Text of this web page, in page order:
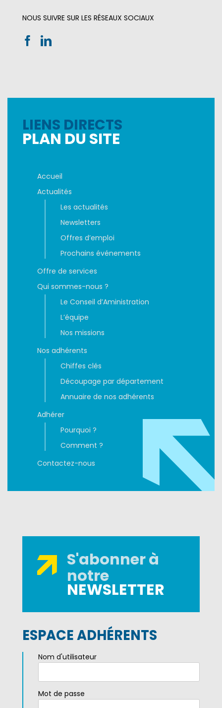
NOUS SUIVRE SUR LES RÉSEAUX SOCIAUX
LIENS DIRECTS
PLAN DU SITE
Accueil
Actualités
Les actualités
Newsletters
Offres d’emploi
Prochains événements
Offre de services
Qui sommes-nous ?
Le Conseil d’Aministration
L’équipe
Nos missions
Nos adhérents
Chiffes clés
Découpage par département
Annuaire de nos adhérents
Adhérer
Pourquoi ?
Comment ?
Contactez-nous
S'abonner à
notre
NEWSLETTER
ESPACE ADHÉRENTS
Nom d'utilisateur
Mot de passe